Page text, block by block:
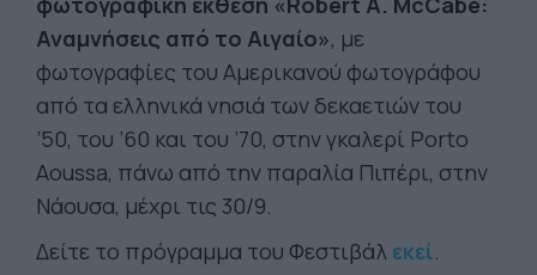
Αναμνήσεις από το Αιγαίο», με
φωτογραφίες του Αμερικανού φωτογράφου
από τα ελληνικά νησιά των δεκαετιών του
’50, του ’60 και του ’70, στην γκαλερί Porto
Aoussa, πάνω από την παραλία Πιπέρι, στην
Νάουσα, μέχρι τις 30/9.
Δείτε το πρόγραμμα του Φεστιβάλ εκεί